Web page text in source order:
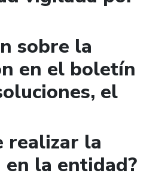
sobre la
en el boletín
el
realizar la
la entidad?